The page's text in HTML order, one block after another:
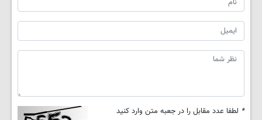
* لطفا عدد مقابل را در جعبه متن وارد کنید